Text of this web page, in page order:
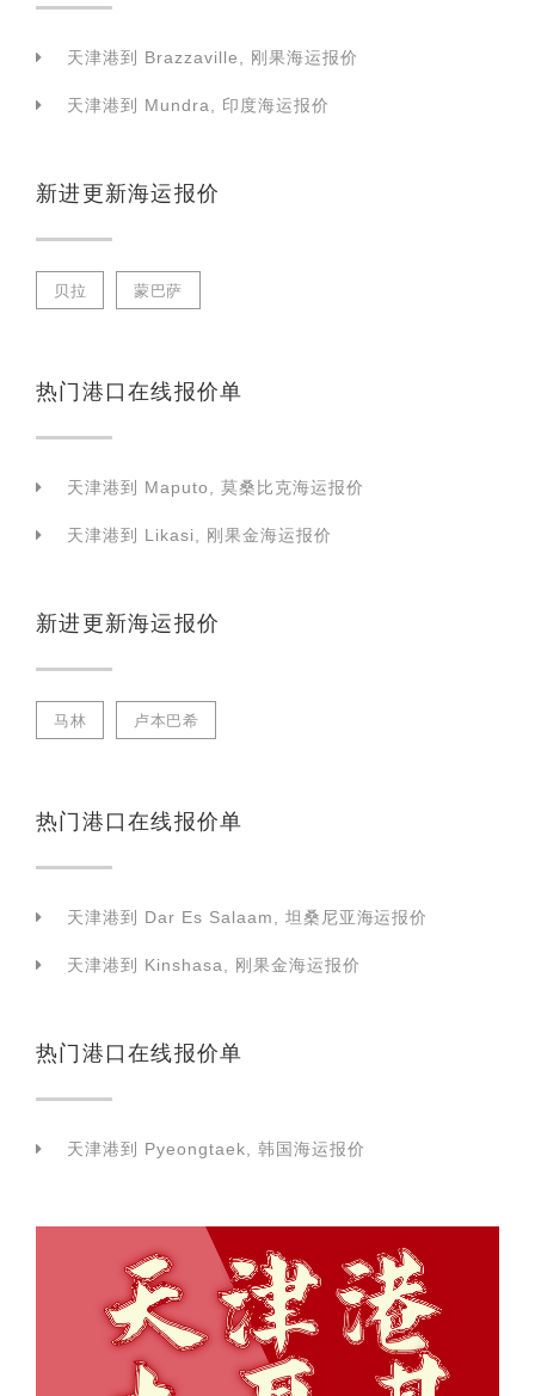
天津港到 Brazzaville, 刚果海运报价
天津港到 Mundra, 印度海运报价
新进更新海运报价
贝拉 蒙巴萨
热门港口在线报价单
天津港到 Maputo, 莫桑比克海运报价
天津港到 Likasi, 刚果金海运报价
新进更新海运报价
马林 卢本巴希
热门港口在线报价单
天津港到 Dar Es Salaam, 坦桑尼亚海运报价
天津港到 Kinshasa, 刚果金海运报价
热门港口在线报价单
天津港到 Pyeongtaek, 韩国海运报价